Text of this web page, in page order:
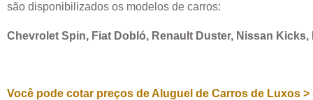
são disponibilizados os modelos de carros:
Chevrolet Spin, Fiat Dobló, Renault Duster, Nissan
Você pode cotar preços de Aluguel de Carros de Luxos